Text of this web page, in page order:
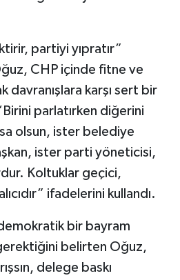
partiyi yıpratır”
CHP içinde fitne ve
davranışlara karşı sert bir
parlatırken diğerini
olsun, ister belediye
ister parti yöneticisi,
Koltuklar geçici,
ifadelerini kullandı.
bir bayram
belirten Oğuz,
delege baskı